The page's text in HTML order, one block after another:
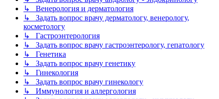
↳ Венерология и дерматология
↳ Задать вопрос врачу дерматологу, венерологу,
косметологу
↳ Гастроэнтерология
↳ Задать вопрос врачу гастроэнтерологу, гепатологу
↳ Генетика
↳ Задать вопрос врачу генетику
↳ Гинекология
↳ Задать вопрос врачу гинекологу
↳ Иммунология и аллергология